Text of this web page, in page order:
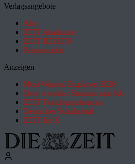
Verlagsangebote
Abo
ZEIT Akademie
ZEIT REISEN
Partnersuche
Anzeigen
Most Wanted Employer 2026
How it works: Studium und Job
ZEIT Forschungskosmos
Deutsches Schulportal
ZEIT für X